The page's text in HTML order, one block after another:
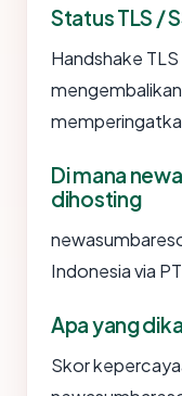
Status TLS /
Handshake
Di mana
dihosting
Indonesia via
Apa yang
Skor